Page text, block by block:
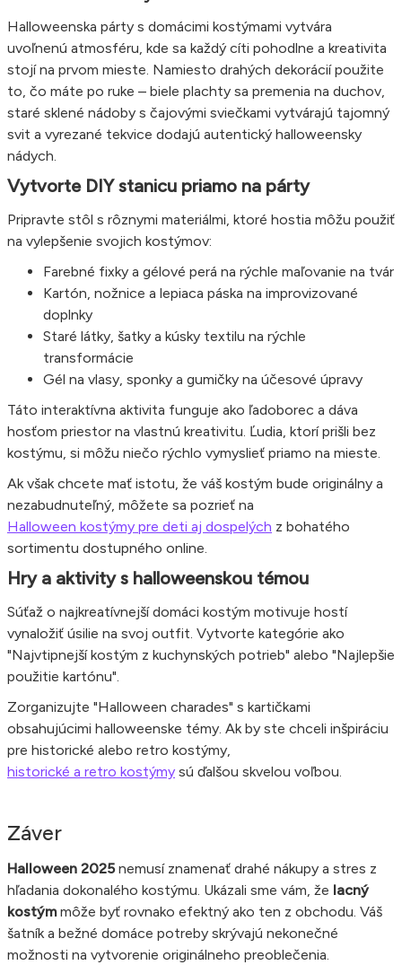
Halloweenska párty s domácimi kostýmami vytvára
uvoľnenú atmosféru, kde sa každý cíti pohodlne a kreativita
stojí na prvom mieste. Namiesto drahých dekorácií použite
to, čo máte po ruke – biele plachty sa premenia na duchov,
staré sklené nádoby s čajovými sviečkami vytvárajú tajomný
svit a vyrezané tekvice dodajú autentický halloweensky
nádych.
Vytvorte DIY stanicu priamo na párty
Pripravte stôl s rôznymi materiálmi, ktoré hostia môžu použiť
na vylepšenie svojich kostýmov:
Farebné fixky a gélové perá na rýchle maľovanie na tvár
Kartón, nožnice a lepiaca páska na improvizované
doplnky
Staré látky, šatky a kúsky textilu na rýchle
transformácie
Gél na vlasy, sponky a gumičky na účesové úpravy
Táto interaktívna aktivita funguje ako ľadoborec a dáva
hosťom priestor na vlastnú kreativitu. Ľudia, ktorí prišli bez
kostýmu, si môžu niečo rýchlo vymyslieť priamo na mieste.
Ak však chcete mať istotu, že váš kostým bude originálny a
nezabudnuteľný, môžete sa pozrieť na
Halloween kostýmy pre deti aj dospelých z bohatého
sortimentu dostupného online.
Hry a aktivity s halloweenskou témou
Súťaž o najkreatívnejší domáci kostým motivuje hostí
vynaložiť úsilie na svoj outfit. Vytvorte kategórie ako
"Najvtipnejší kostým z kuchynských potrieb" alebo "Najlepšie
použitie kartónu".
Zorganizujte "Halloween charades" s kartičkami
obsahujúcimi halloweenske témy. Ak by ste chceli inšpiráciu
pre historické alebo retro kostýmy,
historické a retro kostýmy sú ďalšou skvelou voľbou.
Záver
Halloween 2025nemusí znamenať drahé nákupy a stres z
hľadania dokonalého kostýmu. Ukázali sme vám, že lacný
kostýmmôže byť rovnako efektný ako ten z obchodu. Váš
šatník a bežné domáce potreby skrývajú nekonečné
možnosti na vytvorenie originálneho preoblečenia.